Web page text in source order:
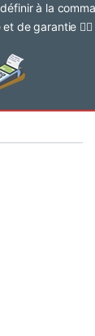
à la
de garantie 👉🏽